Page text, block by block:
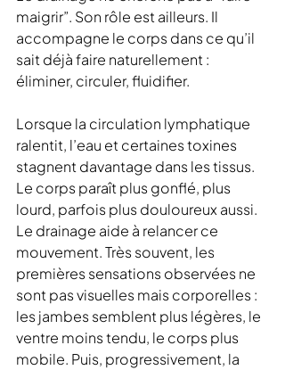
maigrir”. Son rôle est ailleurs. Il
accompagne le corps dans ce qu’il
sait déjà faire naturellement :
éliminer, circuler, fluidifier.
Lorsque la circulation lymphatique
ralentit, l’eau et certaines toxines
stagnent davantage dans les tissus.
Le corps paraît plus gonflé, plus
lourd, parfois plus douloureux aussi.
Le drainage aide à relancer ce
mouvement. Très souvent, les
premières sensations observées ne
sont pas visuelles mais corporelles :
les jambes semblent plus légères, le
ventre moins tendu, le corps plus
mobile. Puis, progressivement, la